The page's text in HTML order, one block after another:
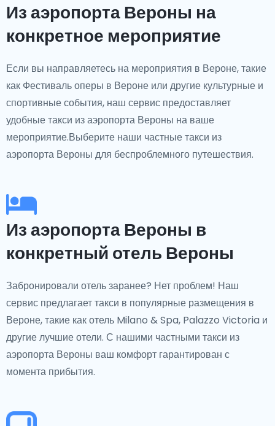
Из аэропорта Вероны на
конкретное мероприятие
Если вы направляетесь на мероприятия в Вероне, такие
как Фестиваль оперы в Вероне или другие культурные и
спортивные события, наш сервис предоставляет
удобные такси из аэропорта Вероны на ваше
мероприятие.Выберите наши частные такси из
аэропорта Вероны для беспроблемного путешествия.
Из аэропорта Вероны в
конкретный отель Вероны
Забронировали отель заранее? Нет проблем! Наш
сервис предлагает такси в популярные размещения в
Вероне, такие как отель Milano & Spa, Palazzo Victoria и
другие лучшие отели. С нашими частными такси из
аэропорта Вероны ваш комфорт гарантирован с
момента прибытия.